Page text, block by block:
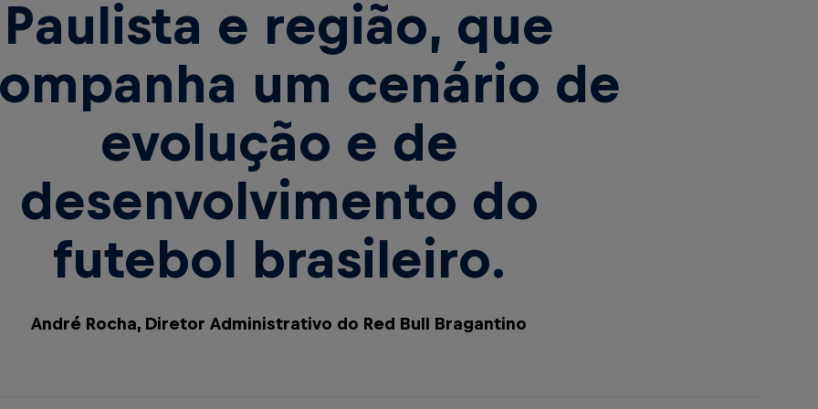
Paulista e região, que
um cenário de
evolução e de
desenvolvimento do
futebol brasileiro.
André Rocha, Diretor Administrativo do Red Bull Bragantino